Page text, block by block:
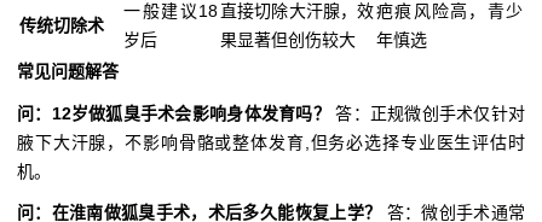
传统切除术
一般建议18
岁后
直接切除大汗腺，效
果显著但创伤较大
疤痕风险高，青少
年慎选
常见问题解答
问：12岁做狐臭手术会影响身体发育吗？
答：正规微创手术仅针对
腋下大汗腺，不影响骨骼或整体发育,但务必选择专业医生评估时
机。
问：在淮南做狐臭手术，术后多久能恢复上学？
答：微创手术通常